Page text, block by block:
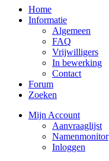
Home
Informatie
Algemeen
FAQ
Vrijwilligers
In bewerking
Contact
Forum
Zoeken
Mijn Account
Aanvraaglijst
Namenmonitor
Inloggen